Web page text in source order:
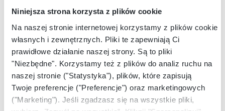
Niniejsza strona korzysta z plików cookie
Na naszej stronie internetowej korzystamy z plików cookie:
własnych i zewnętrznych. Pliki te zapewniają Ci
prawidłowe działanie naszej strony. Są to pliki
"Niezbędne". Korzystamy też z plików do analiz ruchu na
naszej stronie ("Statystyka"), plików, które zapisują
Twoje preferencje ("Preferencje") oraz marketingowych
("Marketing"). Jeśli zgadzasz się na wszystkie pliki,
bez względu na rodzaj pomieszczenia w placówce. Nie można
nasi najmłodsi mogą spokojnie się przebrać i zostawić swoje
rzeczy. Najlepszym rozwiązaniem - jest wybór mebli, które są
nie tylko praktyczne, ale i estetyczne, a co za tym idzie - są
ozdobą wnętrza, w którym się znajdują. W naszym sklepie
internetowym znajdą Państwo właśnie szereg takich
propozycji zarówno do szatni o małym jak i o dużym metrażu.
Polecamy miedzy innymi szafki szkolne do szatni Porządkuś.
Dzięki modułowej budowie można je dowolnie zestawiać i w